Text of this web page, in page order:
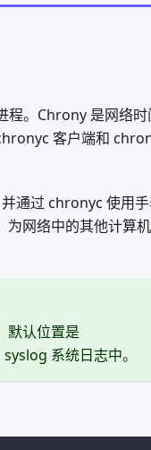
程。Chrony 是网络时
客户端和
通过 chronyc 使用
为网络中的其他计算
默认位置是
系统日志中。